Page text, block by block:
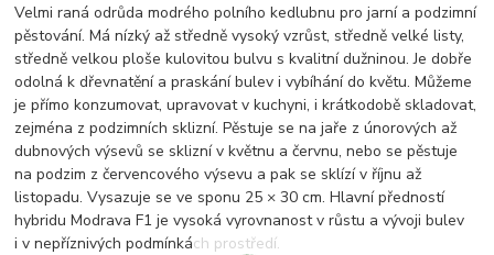
Velmi raná odrůda modrého polního kedlubnu pro jarní a podzimní
pěstování. Má nízký až středně vysoký vzrůst, středně velké listy,
středně velkou ploše kulovitou bulvu s kvalitní dužninou. Je dobře
odolná k dřevnatění a praskání bulev i vybíhání do květu. Můžeme
je přímo konzumovat, upravovat v kuchyni, i krátkodobě skladovat,
zejména z podzimních sklizní. Pěstuje se na jaře z únorových až
dubnových výsevů se sklizní v květnu a červnu, nebo se pěstuje
na podzim z červencového výsevu a pak se sklízí v říjnu až
listopadu. Vysazuje se ve sponu 25 × 30 cm. Hlavní předností
hybridu Modrava F1 je vysoká vyrovnanost v růstu a vývoji bulev
i v nepříznivých podmínkách prostředí.